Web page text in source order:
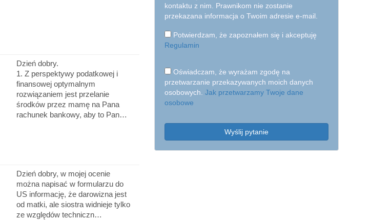
kontaktu z nim. Prawnikom nie zostanie
przekazana informacja o Twoim adresie e-mail.
Potwierdzam, że zapoznałem się i akceptuję
Regulamin
Oświadczam, że wyrażam zgodę na
przetwarzanie przekazywanych moich danych
osobowych. Jak przetwarzamy Twoje dane
osobowe
Wyślij pytanie
Dzień dobry.
1. Z perspektywy podatkowej i
finansowej optymalnym
rozwiązaniem jest przelanie
środków przez mamę na Pana
rachunek bankowy, aby to Pan…
Dzień dobry, w mojej ocenie
można napisać w formularzu do
US informację, że darowizna jest
od matki, ale siostra widnieje tylko
ze względów techniczn…